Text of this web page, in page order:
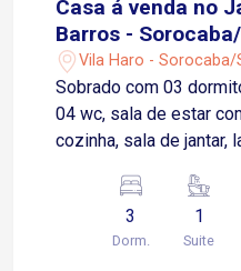
Casa á venda no
Barros -
Vila Haro - Sorocaba/
Sobrado com 03
04 wc, sala de estar
cozinha, sala de jantar,
coberta, portão
sacada, quarto (suíte)
modulados, área
3
Dorm.
1
Suite